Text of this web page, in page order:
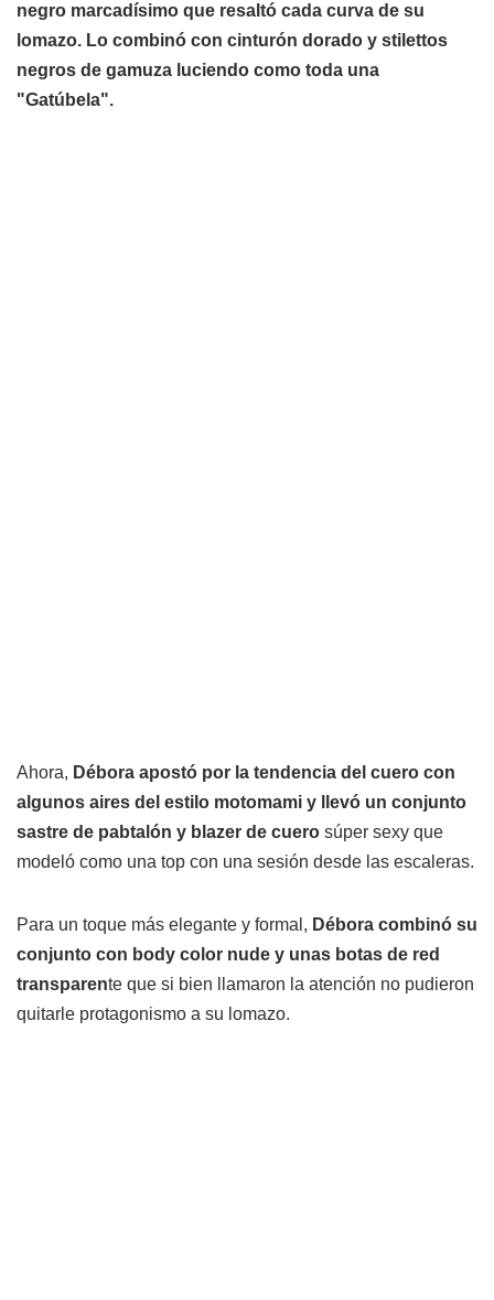
negro marcadísimo que resaltó cada curva de su
lomazo. Lo combinó con cinturón dorado y stilettos
negros de gamuza luciendo como toda una
"Gatúbela".
Ahora, Débora apostó por la tendencia del cuero con
algunos aires del estilo motomami y llevó un conjunto
sastre de pabtalón y blazer de cuero súper sexy que
modeló como una top con una sesión desde las escaleras.
Para un toque más elegante y formal, Débora combinó su
conjunto con body color nude y unas botas de red
transparente que si bien llamaron la atención no pudieron
quitarle protagonismo a su lomazo.